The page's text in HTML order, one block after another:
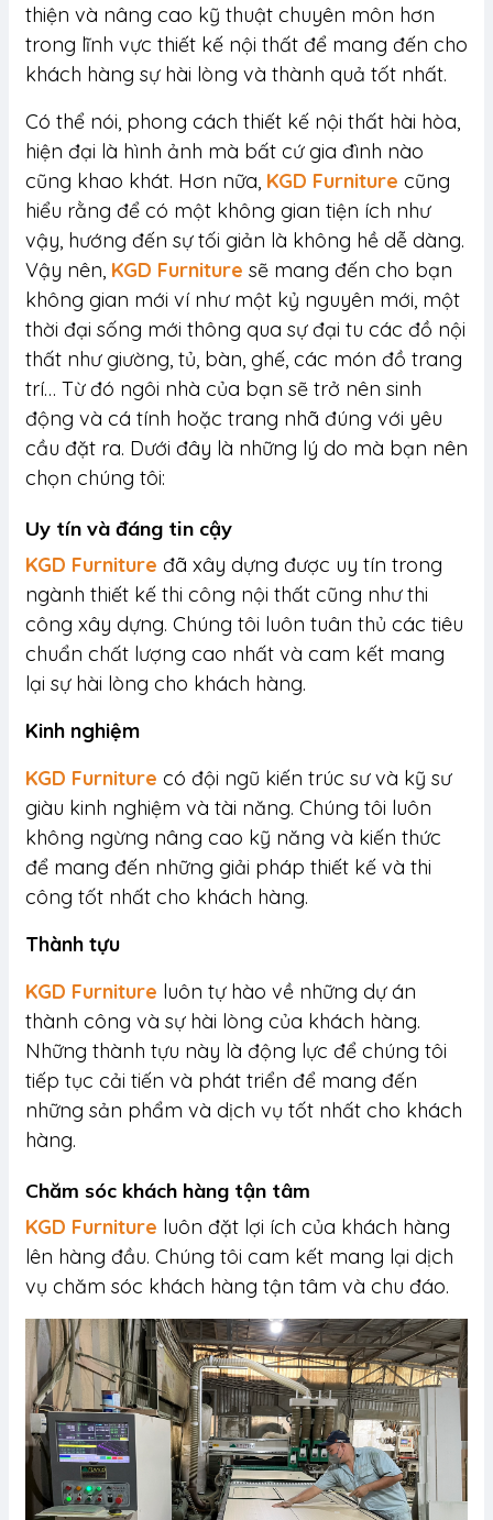
thiện và nâng cao kỹ thuật chuyên môn hơn
trong lĩnh vực thiết kế nội thất để mang đến cho
khách hàng sự hài lòng và thành quả tốt nhất.
Có thể nói, phong cách thiết kế nội thất hài hòa,
hiện đại là hình ảnh mà bất cứ gia đình nào
cũng khao khát. Hơn nữa, KGD Furniture cũng
hiểu rằng để có một không gian tiện ích như
vậy, hướng đến sự tối giản là không hề dễ dàng.
Vậy nên, KGD Furniture sẽ mang đến cho bạn
không gian mới ví như một kỷ nguyên mới, một
thời đại sống mới thông qua sự đại tu các đồ nội
thất như giường, tủ, bàn, ghế, các món đồ trang
trí… Từ đó ngôi nhà của bạn sẽ trở nên sinh
động và cá tính hoặc trang nhã đúng với yêu
cầu đặt ra. Dưới đây là những lý do mà bạn nên
chọn chúng tôi:
Uy tín và đáng tin cậy
KGD Furniture đã xây dựng được uy tín trong
ngành thiết kế thi công nội thất cũng như thi
công xây dựng. Chúng tôi luôn tuân thủ các tiêu
chuẩn chất lượng cao nhất và cam kết mang
lại sự hài lòng cho khách hàng.
Kinh nghiệm
KGD Furniture có đội ngũ kiến trúc sư và kỹ sư
giàu kinh nghiệm và tài năng. Chúng tôi luôn
không ngừng nâng cao kỹ năng và kiến thức
để mang đến những giải pháp thiết kế và thi
công tốt nhất cho khách hàng.
Thành tựu
KGD Furniture luôn tự hào về những dự án
thành công và sự hài lòng của khách hàng.
Những thành tựu này là động lực để chúng tôi
tiếp tục cải tiến và phát triển để mang đến
những sản phẩm và dịch vụ tốt nhất cho khách
hàng.
Chăm sóc khách hàng tận tâm
KGD Furniture luôn đặt lợi ích của khách hàng
lên hàng đầu. Chúng tôi cam kết mang lại dịch
vụ chăm sóc khách hàng tận tâm và chu đáo.